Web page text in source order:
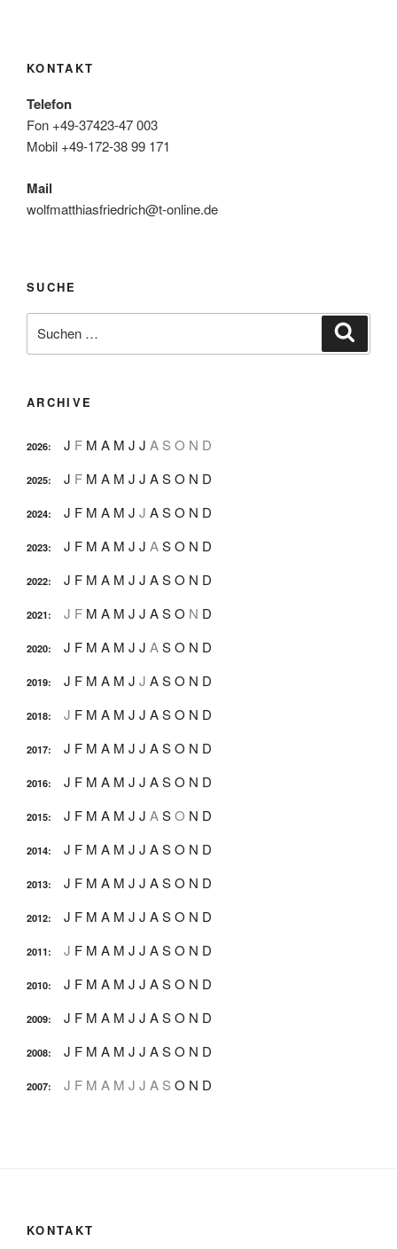
KONTAKT
Telefon
Fon +49-37423-47 003
Mobil +49-172-38 99 171
Mail
wolfmatthiasfriedrich@t-online.de
SUCHE
nach:
ARCHIVE
2026: J F M A M J J A S O N D
2025: J F M A M J J ASO N D
2024: J F M A M J J ASO N D
2023: J F M A M J J ASO N D
2022: J F M A M J J ASO N D
2021: J F M A M J J ASO N D
2020: J F M A M J J ASO N D
2019: J F M A M J J ASO N D
2018: J F M A M J J ASO N D
2017: J F M A M J J ASO N D
2016: J F M A M J J ASO N D
2015: J F M A M J J ASO N D
2014: J F M A M J J ASO N D
2013: J F M A M J J ASO N D
2012: J F M A M J J ASO N D
2011: J F M A M J J ASO N D
2010: J F M A M J J ASO N D
2009: J F M A M J J ASO N D
2008: J F M A M J J ASO N D
2007: J F M A M J J A S O N D
KONTAKT